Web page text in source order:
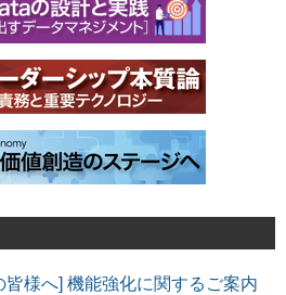
様へ] 機能強化に関するご案内